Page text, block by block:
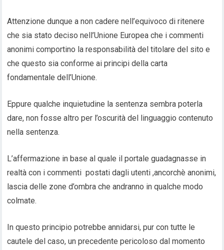
Attenzione dunque a non cadere nell’equivoco di ritenere
che sia stato deciso nell’Unione Europea che i commenti
anonimi comportino la responsabilità del titolare del sito e
che questo sia conforme ai principi della carta
fondamentale dell’Unione.
Eppure qualche inquietudine la sentenza sembra poterla
dare, non fosse altro per l’oscurità del linguaggio contenuto
nella sentenza.
L’affermazione in base al quale il portale guadagnasse in
realtà con i commenti postati dagli utenti ,ancorchè anonimi,
lascia delle zone d’ombra che andranno in qualche modo
colmate.
In questo principio potrebbe annidarsi, pur con tutte le
cautele del caso, un precedente pericoloso dal momento